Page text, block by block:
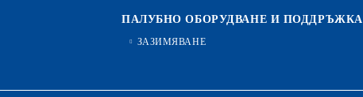
ПАЛУБНО ОБОРУДВАНЕ И ПОДДРЪЖКА
ЗАЗИМЯВАНЕ